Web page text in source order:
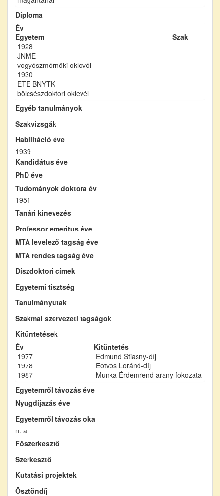
Diploma
Év
Egyetem
Szak
1928
JNME
vegyészmérnöki oklevél
1930
ETE BNYTK
bölcsészdoktori oklevél
Egyéb tanulmányok
Szakvizsgák
Habilitáció éve
1939
Kandidátus éve
PhD éve
Tudományok doktora év
1951
Tanári kinevezés
Professor emeritus éve
MTA levelező tagság éve
MTA rendes tagság éve
Díszdoktori címek
Egyetemi tisztség
Tanulmányutak
Szakmai szervezeti tagságok
Kitüntetések
Év
Kitüntetés
1977
Edmund Stiasny-díj
1978
Eötvös Loránd-díj
1987
Munka Érdemrend arany fokozata
Egyetemről távozás éve
Nyugdíjazás éve
Egyetemről távozás oka
n. a.
Főszerkesztő
Szerkesztő
Kutatási projektek
Ösztöndíj